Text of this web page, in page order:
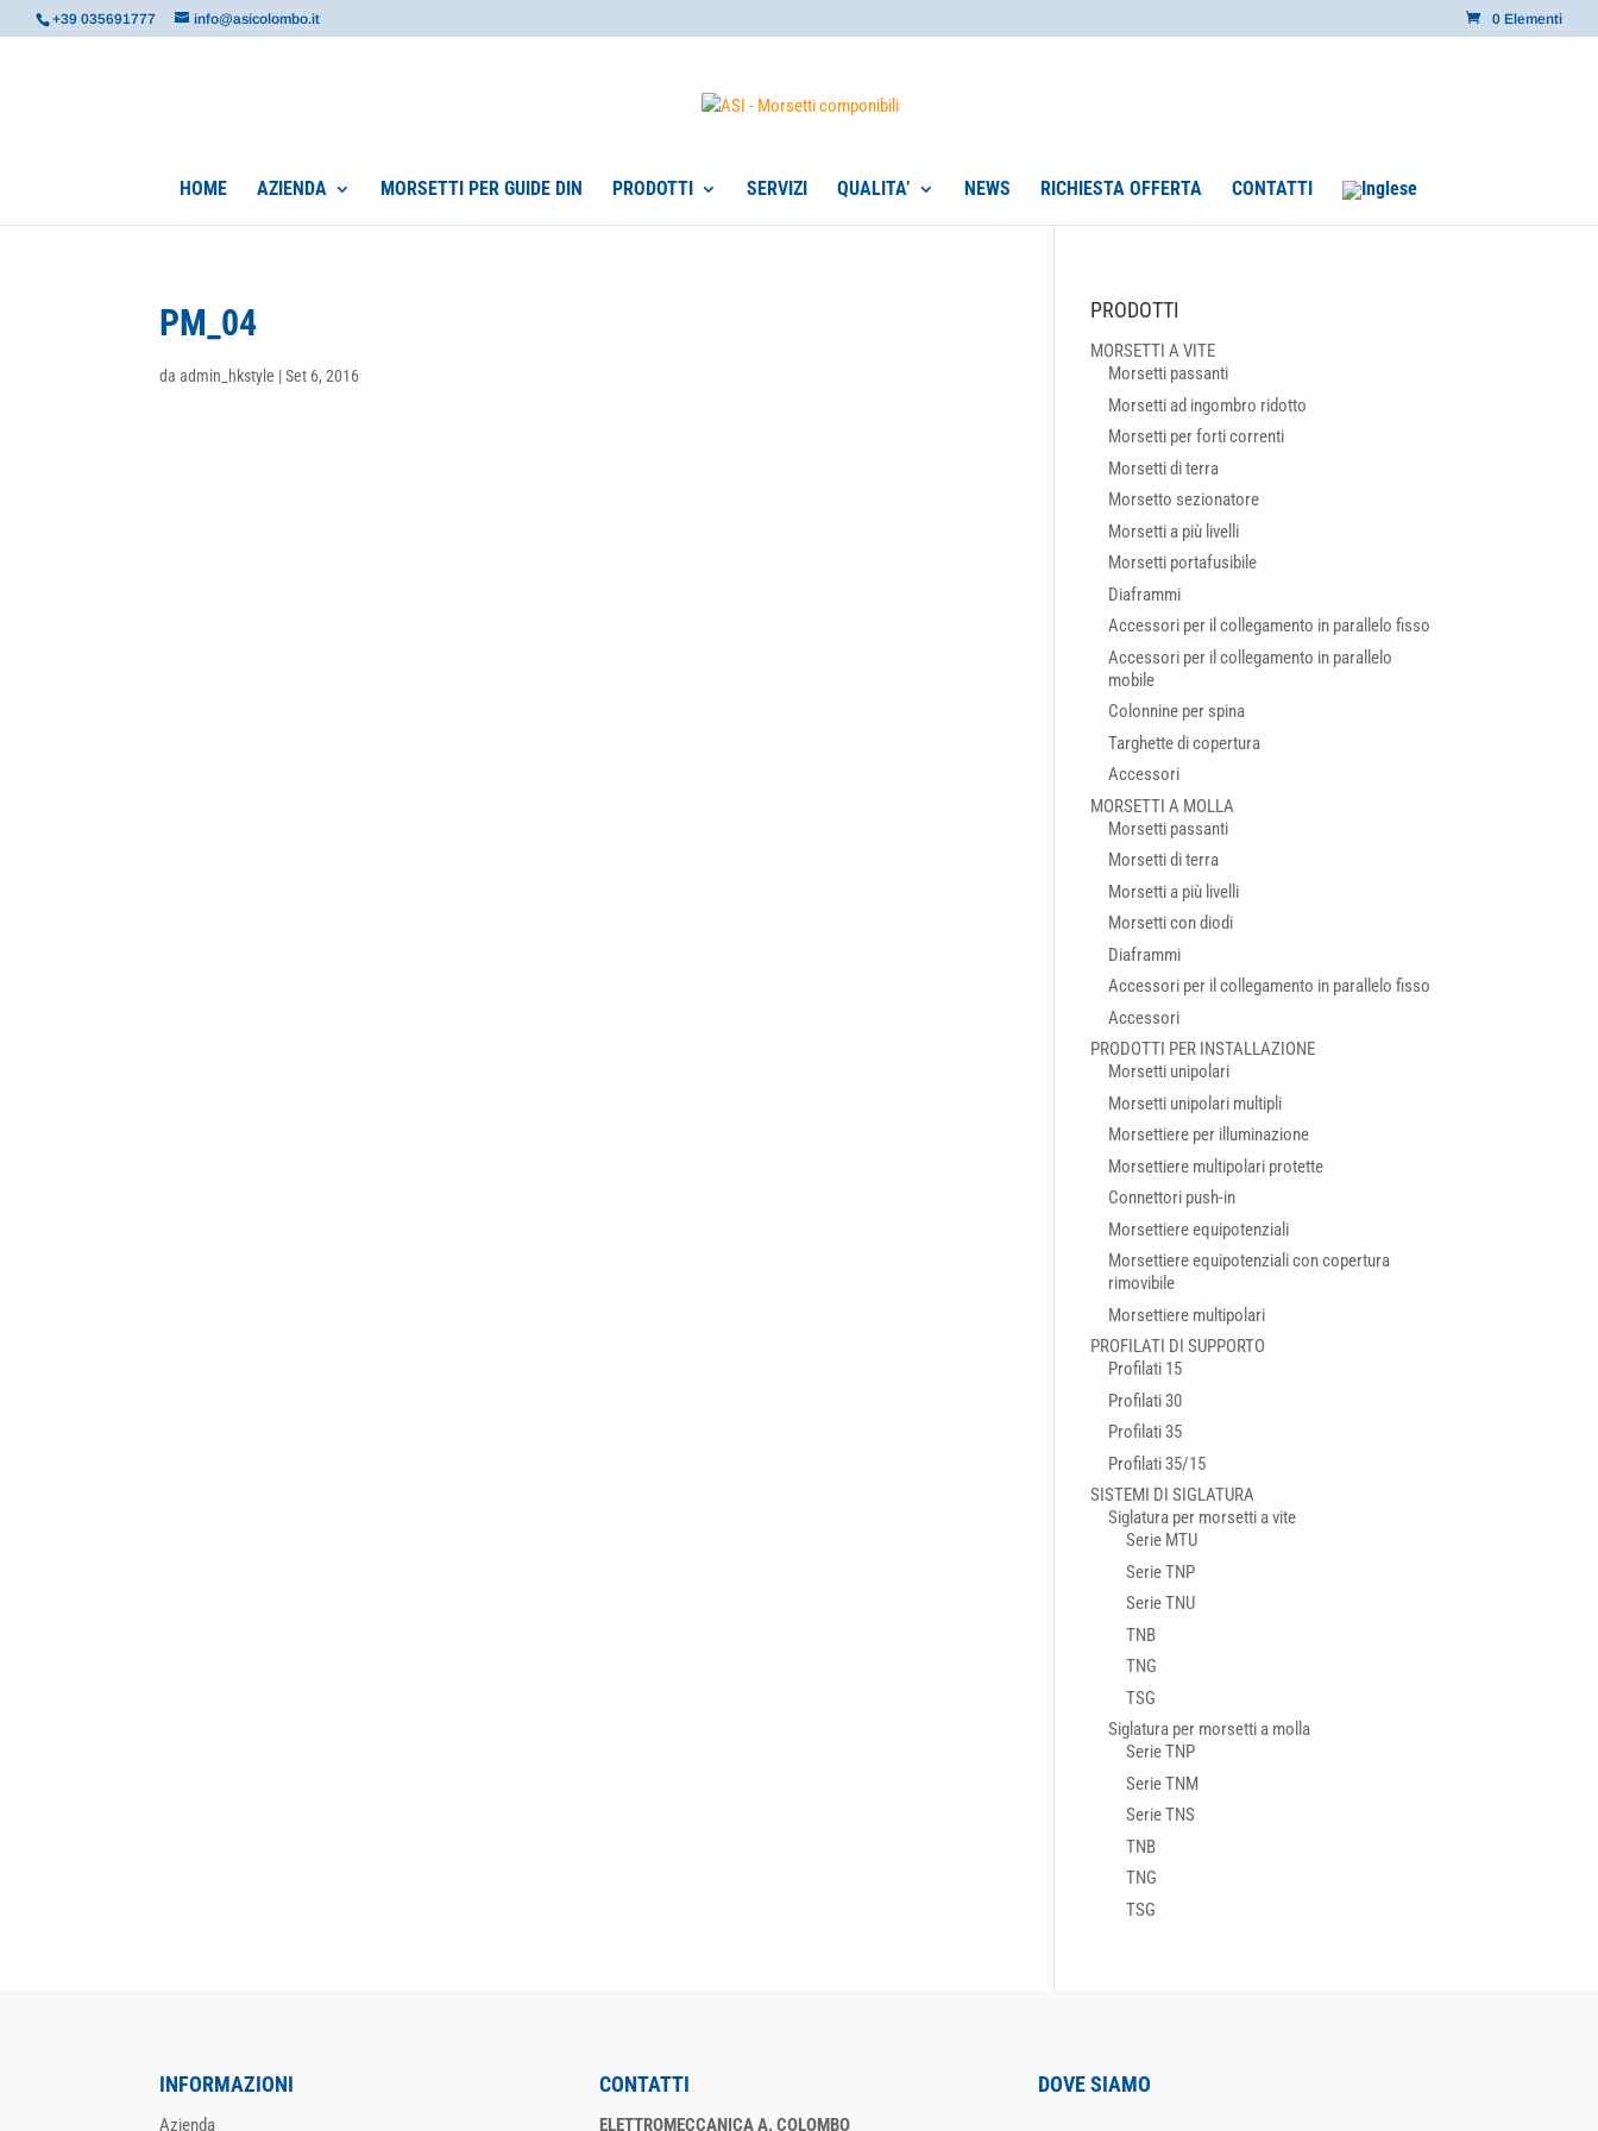
+39 035691777 info@asicolombo.it 0 Elementi
HOME AZIENDA MORSETTI PER GUIDE DIN PRODOTTI SERVIZI QUALITA’ NEWS RICHIESTA OFFERTA CONTATTI
PM_04
daadmin_hkstyle |Set 6, 2016
PRODOTTI
MORSETTI A VITE
Morsetti passanti
Morsetti ad ingombro ridotto
Morsetti per forti correnti
Morsetti di terra
Morsetto sezionatore
Morsetti a più livelli
Morsetti portafusibile
Diaframmi
Accessori per il collegamento in parallelo fisso
Accessori per il collegamento in parallelo
mobile
Colonnine per spina
Targhette di copertura
Accessori
MORSETTI A MOLLA
Morsetti passanti
Morsetti di terra
Morsetti a più livelli
Morsetti con diodi
Diaframmi
Accessori per il collegamento in parallelo fisso
Accessori
PRODOTTI PER INSTALLAZIONE
Morsetti unipolari
Morsetti unipolari multipli
Morsettiere per illuminazione
Morsettiere multipolari protette
Connettori push-in
Morsettiere equipotenziali
Morsettiere equipotenziali con copertura
rimovibile
Morsettiere multipolari
PROFILATI DI SUPPORTO
Profilati 15
Profilati 30
Profilati 35
Profilati 35/15
SISTEMI DI SIGLATURA
Siglatura per morsetti a vite
Serie MTU
Serie TNP
Serie TNU
TNB
TNG
TSG
Siglatura per morsetti a molla
Serie TNP
Serie TNM
Serie TNS
TNB
TNG
TSG
INFORMAZIONI
Azienda
CONTATTI
ELETTROMECCANICA A. COLOMBO
DOVE SIAMO